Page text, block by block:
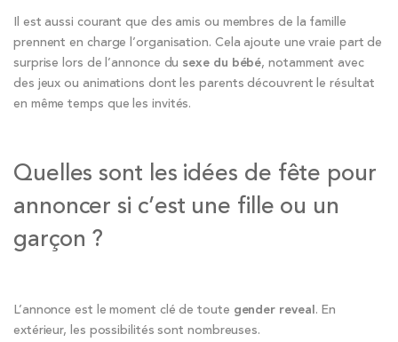
Il est aussi courant que des amis ou membres de la famille
prennent en charge l’organisation. Cela ajoute une vraie part de
surprise lors de l’annonce du sexe du bébé, notamment avec
des jeux ou animations dont les parents découvrent le résultat
en même temps que les invités.
Quelles sont les idées de fête pour
annoncer si c’est une fille ou un
garçon ?
L’annonce est le moment clé de toute gender reveal. En
extérieur, les possibilités sont nombreuses.